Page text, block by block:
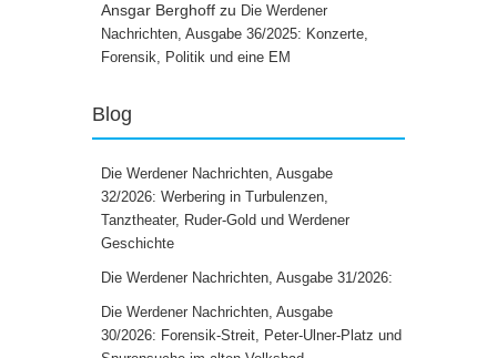
Ansgar Berghoff zu Die Werdener
Nachrichten, Ausgabe 36/2025: Konzerte,
Forensik, Politik und eine EM
Blog
Die Werdener Nachrichten, Ausgabe
32/2026: Werbering in Turbulenzen,
Tanztheater, Ruder-Gold und Werdener
Geschichte
Die Werdener Nachrichten, Ausgabe 31/2026:
Die Werdener Nachrichten, Ausgabe
30/2026: Forensik-Streit, Peter-Ulner-Platz und